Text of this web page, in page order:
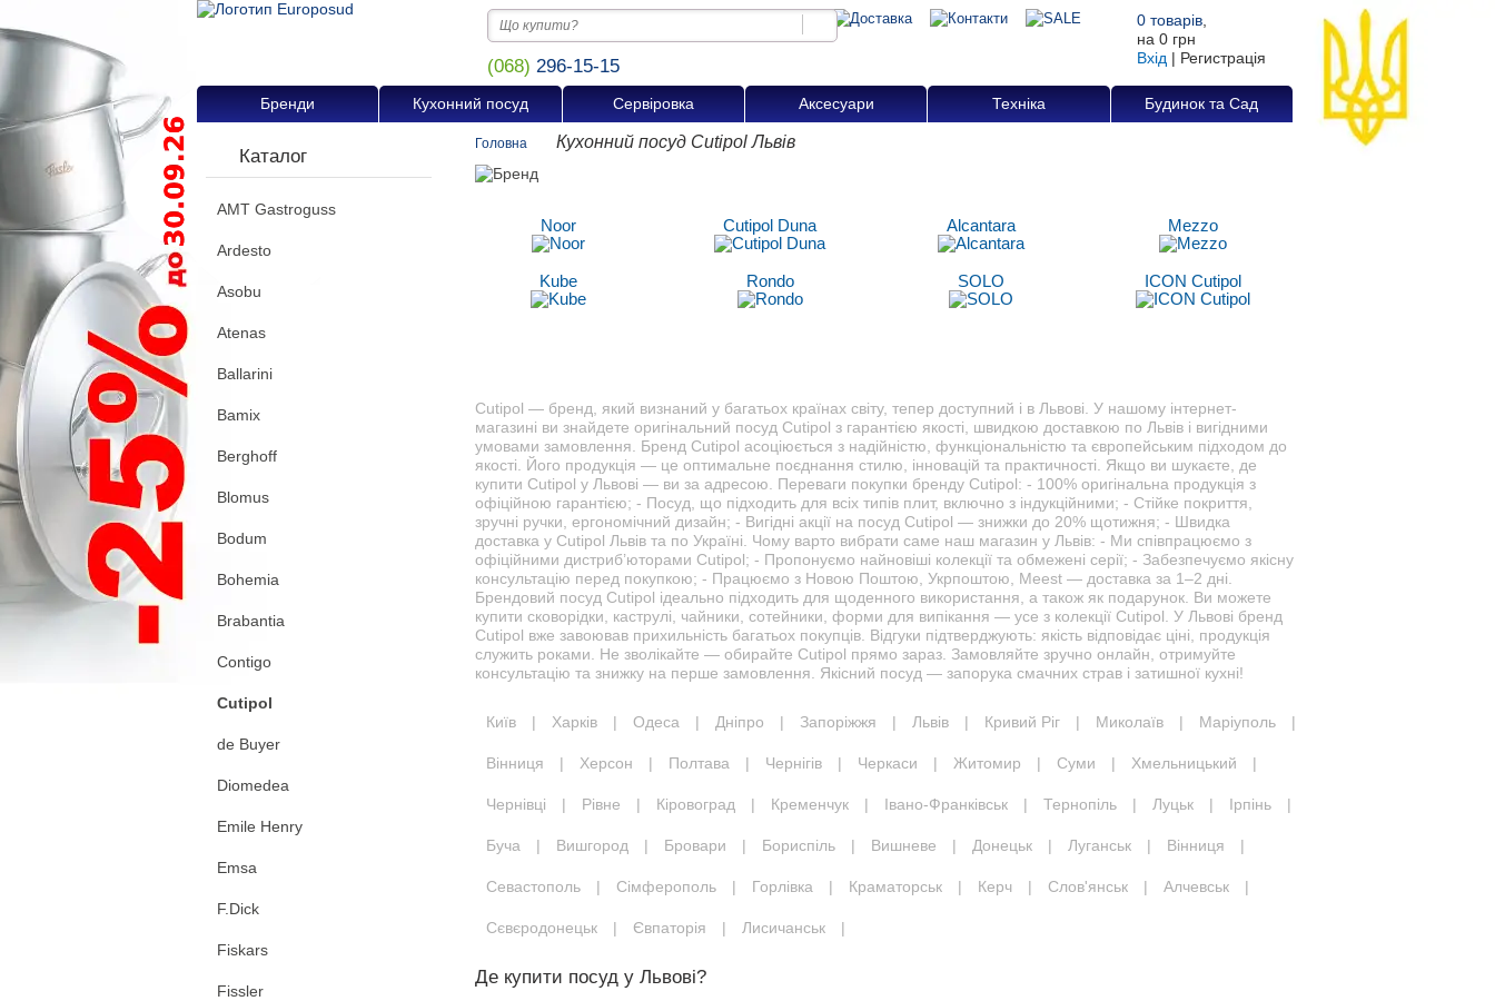
(068) 296-15-15
0 товарів
на 0 грн
Вхід | Регистрація
Бренди Кухонний посуд Сервіровка Аксесуари Техніка Будинок та Сад
Каталог
AMT Gastroguss
Ardesto
Asobu
Atenas
Ballarini
Bamix
Berghoff
Blomus
Bodum
Bohemia
Brabantia
Contigo
Cutipol
de Buyer
Diomedea
Emile Henry
Emsa
F.Dick
Fiskars
Fissler
Головна Кухонний посуд Cutipol Львів
Noor Cutipol Duna Alcantara Mezzo
Kube Rondo SOLO ICON Cutipol
Cutipol — бренд, який визнаний у багатьох країнах світу, тепер доступний і в Львові. У нашому інтернет-
магазині ви знайдете оригінальний посуд Cutipol з гарантією якості, швидкою доставкою по Львів і вигідними
умовами замовлення. Бренд Cutipol асоціюється з надійністю, функціональністю та європейським підходом до
якості. Його продукція — це оптимальне поєднання стилю, інновацій та практичності. Якщо ви шукаєте, де
купити Cutipol у Львові — ви за адресою. Переваги покупки бренду Cutipol: - 100% оригінальна продукція з
офіційною гарантією; - Посуд, що підходить для всіх типів плит, включно з індукційними; - Стійке покриття,
зручні ручки, ергономічний дизайн; - Вигідні акції на посуд Cutipol — знижки до 20% щотижня; - Швидка
доставка у Cutipol Львів та по Україні. Чому варто вибрати саме наш магазин у Львів: - Ми співпрацюємо з
офіційними дистриб’юторами Cutipol; - Пропонуємо найновіші колекції та обмежені серії; - Забезпечуємо якісну
консультацію перед покупкою; - Працюємо з Новою Поштою, Укрпоштою, Meest — доставка за 1–2 дні.
Брендовий посуд Cutipol ідеально підходить для щоденного використання, а також як подарунок. Ви можете
купити сковорідки, каструлі, чайники, сотейники, форми для випікання — усе з колекції Cutipol. У Львові бренд
Cutipol вже завоював прихильність багатьох покупців. Відгуки підтверджують: якість відповідає ціні, продукція
служить роками. Не зволікайте — обирайте Cutipol прямо зараз. Замовляйте зручно онлайн, отримуйте
консультацію та знижку на перше замовлення. Якісний посуд — запорука смачних страв і затишної кухні!
Київ | Харків | Одеса | Дніпро | Запоріжжя | Львів | Кривий Ріг | Миколаїв | Маріуполь |
Вінниця | Херсон | Полтава | Чернігів | Черкаси | Житомир | Суми | Хмельницький |
Чернівці | Рівне | Кіровоград | Кременчук | Івано-Франківськ | Тернопіль | Луцьк | Ірпінь |
Буча | Вишгород | Бровари | Бориспіль | Вишневе | Донецьк | Луганськ | Вінниця |
Севастополь | Сімферополь | Горлівка | Краматорськ | Керч | Слов'янськ | Алчевськ |
Сєвєродонецьк | Євпаторія | Лисичанськ |
Де купити посуд у Львові?